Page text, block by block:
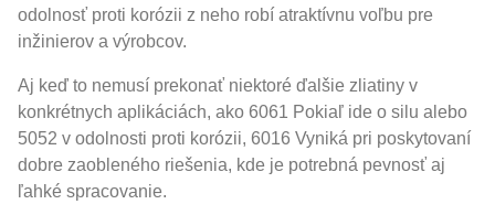
odolnosť proti korózii z neho robí atraktívnu voľbu pre
inžinierov a výrobcov.
Aj keď to nemusí prekonať niektoré ďalšie zliatiny v
konkrétnych aplikáciách, ako 6061 Pokiaľ ide o silu alebo
5052 v odolnosti proti korózii, 6016 Vyniká pri poskytovaní
dobre zaobleného riešenia, kde je potrebná pevnosť aj
ľahké spracovanie.